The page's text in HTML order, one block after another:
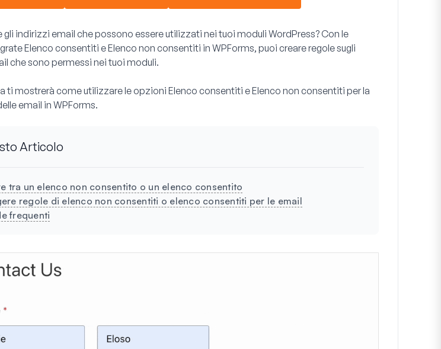
gli indirizzi email che possono essere utilizzati nei tuoi moduli WordPress? Con le
Elenco consentiti e Elenco non consentiti in WPForms, puoi creare regole sugli
che sono permessi nei tuoi moduli.
ti mostrerà come utilizzare le opzioni Elenco consentiti e Elenco non consentiti per la
email in WPForms.
Articolo
tra un elenco non consentito o un elenco consentito
regole di elenco non consentiti o elenco consentiti per le email
frequenti